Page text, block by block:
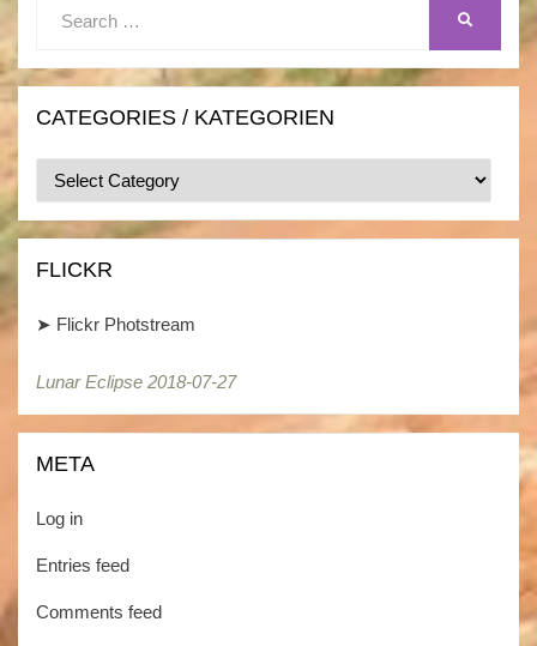
CATEGORIES / KATEGORIEN
Categories
/
Kategorien
FLICKR
➤ Flickr Photstream
Lunar Eclipse 2018-07-27
Lunar Eclipse 2018-07-27
META
Log in
Entries feed
Comments feed